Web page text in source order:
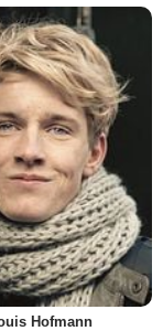
Hofmann